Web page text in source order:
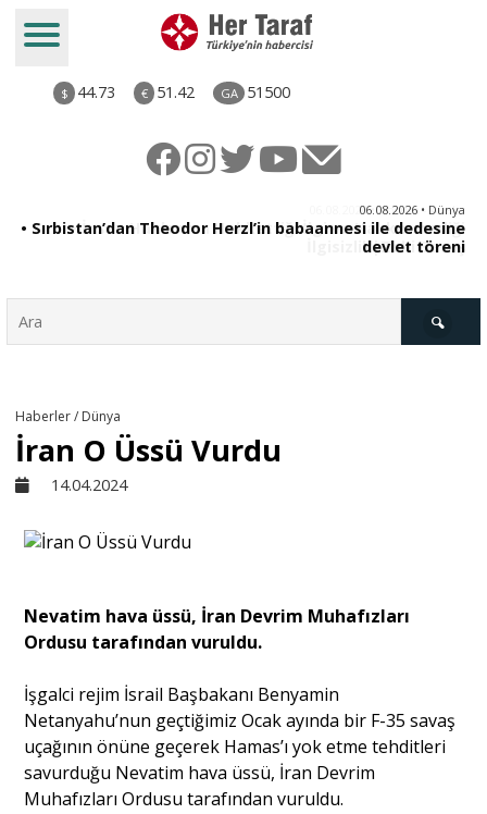
$ 44.73 € 51.42 GA 51500
06.08.2026 • Dünya
• Sırbistan’dan Theodor Herzl’in babaannesi ile dedesine
devlet töreni
Kültür - Sanat
Ekonomi
Dünya
Haberler / Dünya
İran O Üssü Vurdu
14.04.2024
Nevatim hava üssü, İran Devrim Muhafızları
Ordusu tarafından vuruldu.
İşgalci rejim İsrail Başbakanı Benyamin
Netanyahu’nun geçtiğimiz Ocak ayında bir F-35 savaş
uçağının önüne geçerek Hamas’ı yok etme tehditleri
savurduğu Nevatim hava üssü, İran Devrim
Muhafızları Ordusu tarafından vuruldu.